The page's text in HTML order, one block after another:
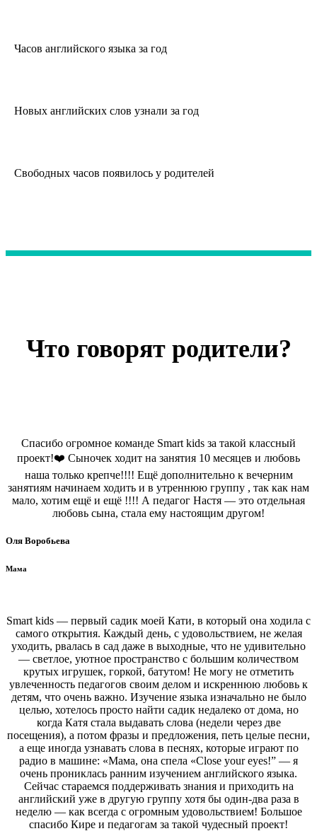
Часов английского языка за год
Новых английских слов узнали за год
Свободных часов появилось у родителей
Что говорят родители?
Спасибо огромное команде Smart kids за такой классный
проект!❤️ Сыночек ходит на занятия 10 месяцев и любовь
наша только крепче!!!! Ещё дополнительно к вечерним
занятиям начинаем ходить и в утреннюю группу , так как нам
мало, хотим ещё и ещё !!!! А педагог Настя — это отдельная
любовь сына, стала ему настоящим другом!
Оля Воробьева
Мама
Smart kids — первый садик моей Кати, в который она ходила с
самого открытия. Каждый день, с удовольствием, не желая
уходить, рвалась в сад даже в выходные, что не удивительно
— светлое, уютное пространство с большим количеством
крутых игрушек, горкой, батутом! Не могу не отметить
увлеченность педагогов своим делом и искреннюю любовь к
детям, что очень важно. Изучение языка изначально не было
целью, хотелось просто найти садик недалеко от дома, но
когда Катя стала выдавать слова (недели через две
посещения), а потом фразы и предложения, петь целые песни,
а еще иногда узнавать слова в песнях, которые играют по
радио в машине: «Мама, она спела «Close your eyes!” — я
очень прониклась ранним изучением английского языка.
Сейчас стараемся поддерживать знания и приходить на
английский уже в другую группу хотя бы один-два раза в
неделю — как всегда с огромным удовольствием! Большое
спасибо Кире и педагогам за такой чудесный проект!